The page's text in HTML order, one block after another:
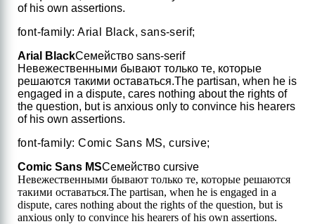
of his own assertions.
font-family: Arial Black, sans-serif;
Arial BlackСемейство sans-serif
Невежественными бывают только те, которые
решаются такими оставаться.The partisan, when he is
engaged in a dispute, cares nothing about the rights of
the question, but is anxious only to convince his hearers
of his own assertions.
font-family: Comic Sans MS, cursive;
Comic Sans MSСемейство cursive
Невежественными бывают только те, которые решаются
такими оставаться.The partisan, when he is engaged in a
dispute, cares nothing about the rights of the question, but is
anxious only to convince his hearers of his own assertions.